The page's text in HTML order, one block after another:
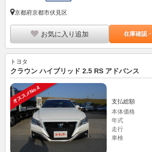
京都府京都市伏見区
お気に入り追加 在庫確認
トヨタ
クラウン ハイブリッド 2.5 RS アドバンス
オススメNo.4 支払総額
本体価格
年式
走行
車検